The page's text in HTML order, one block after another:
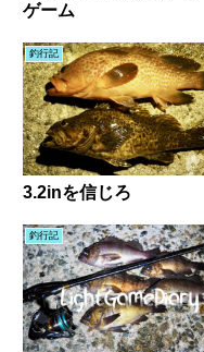
ゲーム
釣行記
3.2inを信じろ
釣行記